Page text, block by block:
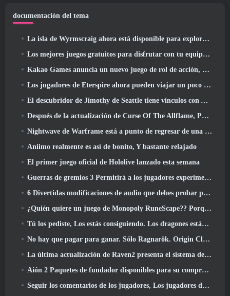
documentación del tema
La isla de Wyrmscraig ahora está disponible para explorar en RuneScape de la vieja escuela
Los mejores juegos gratuitos para disfrutar con tu equipo (2026)
Kakao Games anuncia un nuevo juego de rol de acción, doncella guardiana
Los jugadores de Eterspire ahora pueden viajar un poco en el tiempo... como regalo
El descubridor de Jimothy de Seattle tiene vínculos con ArenaNet, Por supuesto que lo agregarán a Guild Wars 2
Después de la actualización de Curse Of The Allflame, Path Of Exile anuncia varios cambios según los comentarios
Nightwave de Warframe está a punto de regresar de una manera impactante
Aniimo realmente es así de bonito, Y bastante relajado
El primer juego oficial de Hololive lanzado esta semana
Guerras de gremios 3 Permitirá a los jugadores experimentar el mundo de Tyria antes de que los dragones ancianos despertaran
6 Divertidas modificaciones de audio que debes probar para Marvel Rivals
¿Quién quiere un juego de Monopoly RuneScape?? Porque uno está en camino
Tú los pediste, Los estás consiguiendo. Los dragones están llegando a Albion Online
No hay que pagar para ganar. Sólo Ragnarök. Origin Classic se lanza en julio 23
La última actualización de Raven2 presenta el sistema de despertar de habilidades, Brindar a los jugadores más formas de mejorar sus habilidades
Aión 2 Paquetes de fundador disponibles para su compra, Completo con cinco días de acceso anticipado
Seguir los comentarios de los jugadores, Los jugadores de League Of Legends Classic no tendrán que pagar por máscaras clásicas